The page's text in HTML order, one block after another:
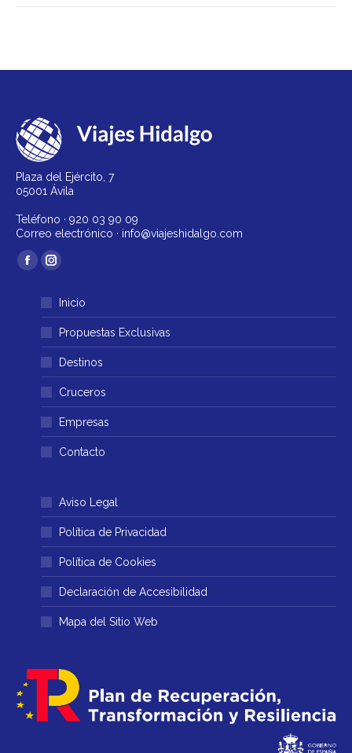
Plaza del Ejército, 7
05001 Ávila
Teléfono · 920 03 90 09
Correo electrónico · info@viajeshidalgo.com
Encuéntranos en:
Facebook
abre
una
ventana
Instagram
se
abre
en
una
ventana
Inicio
Propuestas Exclusivas
Destinos
Cruceros
Empresas
Contacto
Aviso Legal
Política de Privacidad
Política de Cookies
Declaración de Accesibilidad
Mapa del Sitio Web